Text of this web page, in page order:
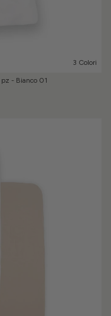
3 Colori
- Bianco 01